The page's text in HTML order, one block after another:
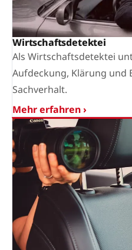
Wirtschaftsdetektei
Als Wirtschaftsdetektei
Aufdeckung, Klärung und
Sachverhalt.
Mehr erfahren ›